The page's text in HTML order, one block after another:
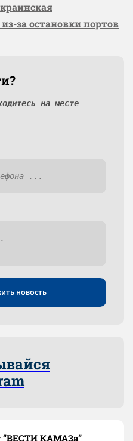
за остановки портов
на месте
новость
“ВЕСТИ КАМАЗа”